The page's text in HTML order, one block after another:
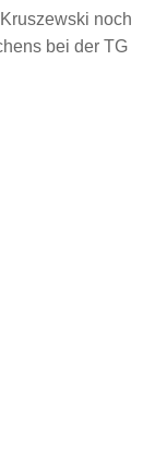
noch
bei der TG